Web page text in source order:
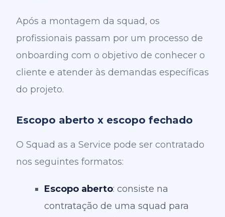
Após a montagem da squad, os
profissionais passam por um processo de
onboarding com o objetivo de conhecer o
cliente e atender às demandas específicas
do projeto.
Escopo aberto x escopo fechado
O Squad as a Service pode ser contratado
nos seguintes formatos:
Escopo aberto: consiste na
contratação de uma squad para